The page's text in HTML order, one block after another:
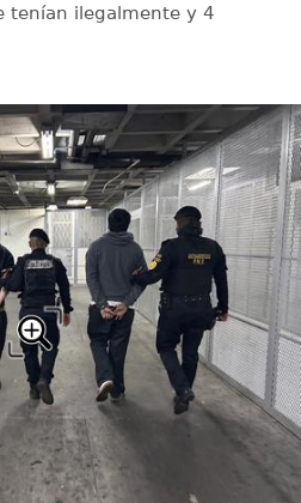
tenían ilegalmente y 4